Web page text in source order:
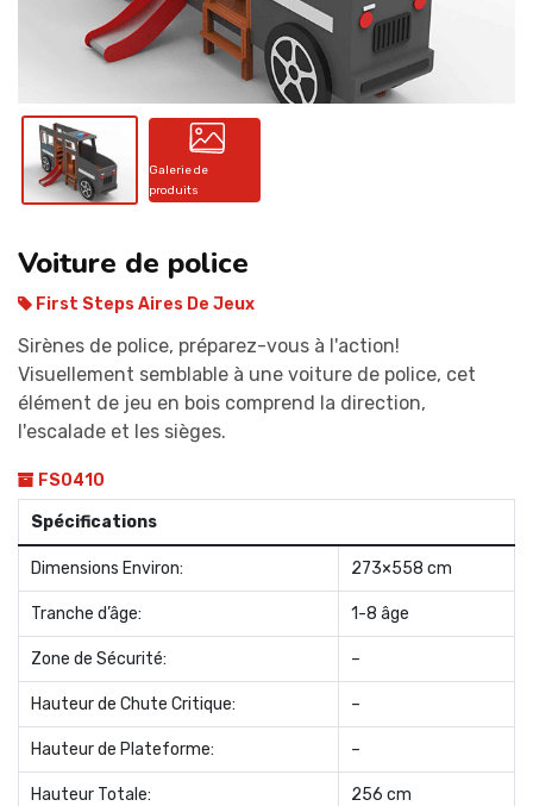
Galerie de
produits
Voiture de police
First Steps Aires De Jeux
Sirènes de police, préparez-vous à l'action!
Visuellement semblable à une voiture de police, cet
élément de jeu en bois comprend la direction,
l'escalade et les sièges.
FS0410
Spécifications
Dimensions Environ: 273×558 cm
Tranche d’âge: 1-8 âge
Zone de Sécurité: –
Hauteur de Chute Critique: –
Hauteur de Plateforme: –
Hauteur Totale: 256 cm